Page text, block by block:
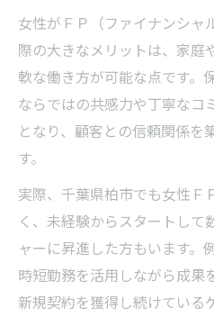
女性がＦＰ（ファイナンシャ
際の大きなメリットは、家庭
軟な働き方が可能な点です。
ならではの共感力や丁寧なコ
となり、顧客との信頼関係を
す。
実際、千葉県柏市でも女性Ｆ
く、未経験からスタートして
ャーに昇進した方もいます。
時短勤務を活用しながら成果
新規契約を獲得し続けている